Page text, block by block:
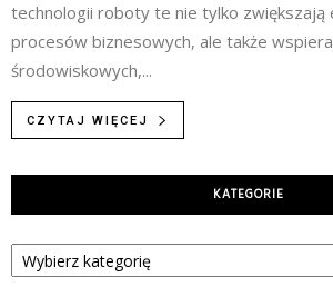
technologii roboty te nie tylko zwiększają
procesów biznesowych, ale także
środowiskowych,...
CZYTAJ WIĘCEJ
KATEGORIE
Kategorie